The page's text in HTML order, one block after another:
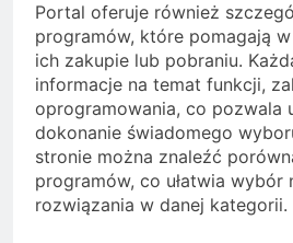
Portal oferuje również
programów, które pomagają
ich zakupie lub pobraniu.
informacje na temat funkcji,
oprogramowania, co pozwala
dokonanie świadomego
stronie można znaleźć
programów, co ułatwia wybór
rozwiązania w danej kategorii.